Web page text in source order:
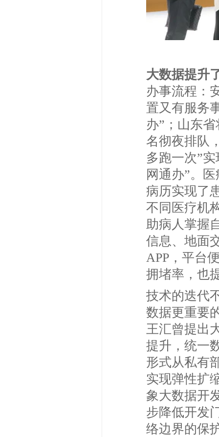
大数据提升
办事流程：
置又有服务
办”；山东
名彻夜排队
多跑一次”
网通办”。
病历实现了
不同医疗机
助病人掌握
信息、地面
APP，平台
拥堵率，也
技术的迭代
数据更重要
王汇曾提出
提升，统一
形式从私有
实现弹性扩
象大数据开
步降低开发
络边界的保